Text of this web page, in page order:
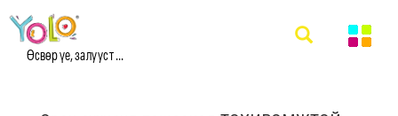
Өсвөр үе, залууст ...